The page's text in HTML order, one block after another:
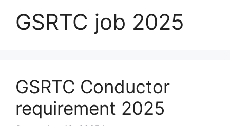
GSRTC job 2025
GSRTC Conductor
requirement 2025